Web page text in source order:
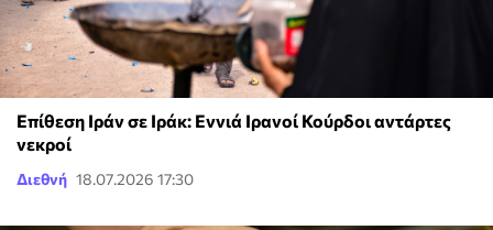
Επίθεση Ιράν σε Ιράκ: Εννιά Ιρανοί Κούρδοι αντάρτες
νεκροί
Διεθνή 18.07.2026 17:30